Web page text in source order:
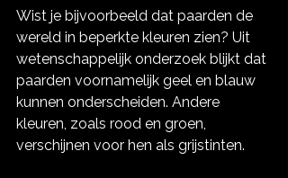
Wist je bijvoorbeeld dat paarden de
wereld in beperkte kleuren zien? Uit
wetenschappelijk onderzoek blijkt dat
paarden voornamelijk geel en blauw
kunnen onderscheiden. Andere
kleuren, zoals rood en groen,
verschijnen voor hen als grijstinten.